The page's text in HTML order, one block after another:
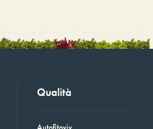
Qualità